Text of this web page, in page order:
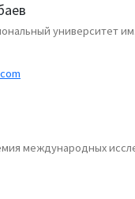
университет
международных